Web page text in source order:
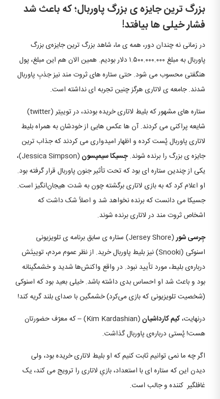
بزرگ‌ ترین جایزه‌ ی بزرگ پاوربال؛ که باعث شد
فشار خیلی‌ ها بیافتد!
در زمانی نه چندان دور، همه‌ ی ما، شاهد بزرگ‌ ترین جایزه‌ی بزرگ
پاوربال به مبلغ ۱.۵۰۰.۰۰۰.۰۰۰ دلار بودیم. همین الان هم این مبلغ، پول
هنگفتی محسوب می‌ شود. حتی ستاره‌ های ثروت‌ مند نیز جذبِ پاوربال
شدند. جامعه‌ ی لاتاری هرگز چنین تجربه‌ ای نداشته است.
ستاره‌ های مشهور که بلیط لاتاری خریده بودند، در توییتِر (twitter)
شایعه ­پراکنی می‌ کردند. آن‌ ها عکس‌ هایی از خودشان به همراه بلیط
لاتاری پاوربال پُست کرده و اظهار امیدواری می‌ کردند که جذاب‌ ترین
جایزه‌ ی بزرگ را برنده شوند.جِسیکا سیمپسون
(Jessica Simpson)،
یکی از چندین ستاره‌ ای بود که تحت تأثیر جنون پاوربال قرار گرفته بود.
او اعلام کرد که به بازی لاتاری برگشته چون به شدت هیجان‌انگیز است.
جسیکا می‌ دانست که برنده نخواهد شد و اصلاً شک داشت که
اشخاص ثروت‌ مند در لاتاری برنده ‌شوند.
جِرسی شور
(Jersey Shore) ستاره‌ ی سابق برنامه‌ ی تلویزیونی
اسنوکی (Snooki) نیز بلیط پاوربال خرید. از نظر عموم مردم، توییتَش
درباره‌ی بلیط، مورد تأیید نبود. در واقع واکنش‌ها شدید و خشمگینانه
بود و باعث شد او احساس بدی داشته باشد. خیلی بعید بود که اسنوکی
(شخصیت تلویزیونی که بازی می‌کرد) خشمگین با صدای بلند گریه کند!
درنهایت،کیم کارداشیان
(Kim Kardashian) – که معرّف حضورتان
هست! پُستی درباره‌ی پاوربال گذاشت.
اگر چه ما نمی‌ توانیم ثابت کنیم که او بلیط لاتاری خریده بود، ولی
دیدن این‌ که ستاره‌ ای با استعداد، بازیِ لاتاری را ترویج می‌ کند، یک
غافلگیر کننده و جالب است.